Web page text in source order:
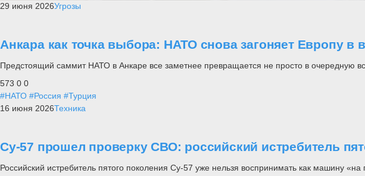
29 июня 2026Угрозы
Анкара как точка выбора: НАТО снова загоняет Европу в
Предстоящий саммит НАТО в Анкаре все заметнее превращается не просто в очередную
573 0 0
#НАТО #Россия #Турция
16 июня 2026Техника
Су-57 прошел проверку СВО: российский истребитель
Российский истребитель пятого поколения Су-57 уже нельзя воспринимать как машину